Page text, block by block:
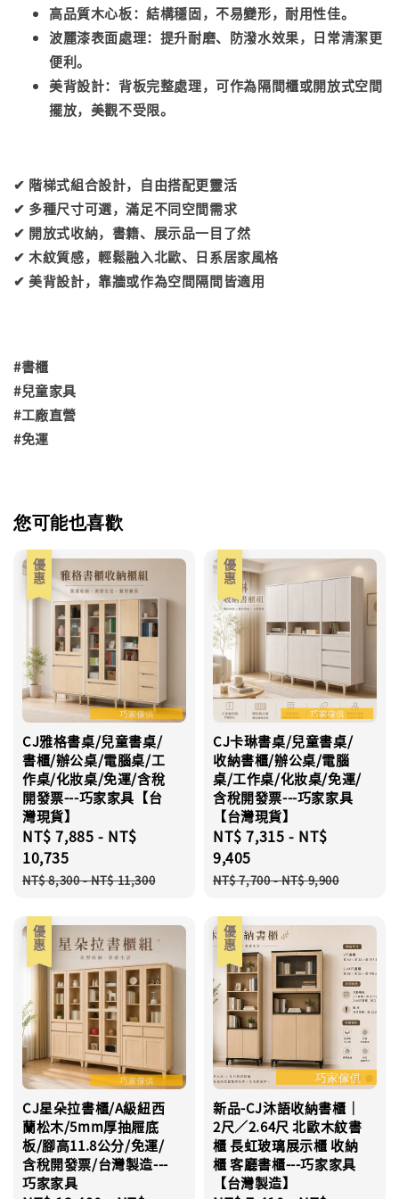
高品質木心板：結構穩固，不易變形，耐用性佳。
波麗漆表面處理：提升耐磨、防潑水效果，日常清潔更
便利。
美背設計：背板完整處理，可作為隔間櫃或開放式空間
擺放，美觀不受限。
✔ 階梯式組合設計，自由搭配更靈活
✔ 多種尺寸可選，滿足不同空間需求
✔ 開放式收納，書籍、展示品一目了然
✔ 木紋質感，輕鬆融入北歐、日系居家風格
✔ 美背設計，靠牆或作為空間隔間皆適用
#書櫃
#兒童家具
#工廠直營
#免運
您可能也喜歡
優惠
CJ雅格書桌/兒童書桌/
書櫃/辦公桌/電腦桌/工
作桌/化妝桌/免運/含稅
開發票---巧家家具【台
灣現貨】
Sale
price
NT$ 7,885 - NT$
10,735
Regular
NT$ 8,300-NT$ 11,300
優惠
CJ卡琳書桌/兒童書桌/
收納書櫃/辦公桌/電腦
桌/工作桌/化妝桌/免運/
含稅開發票---巧家家具
【台灣現貨】
Sale
price
NT$ 7,315 - NT$
9,405
Regular
NT$ 7,700-NT$ 9,900
優惠
CJ星朵拉書櫃/A級紐西
蘭松木/5mm厚抽屜底
板/腳高11.8公分/免運/
含稅開發票/台灣製造---
巧家家具
優惠
新品-CJ沐語收納書櫃｜
2尺／2.64尺 北歐木紋書
櫃 長虹玻璃展示櫃 收納
櫃 客廳書櫃---巧家家具
【台灣製造】